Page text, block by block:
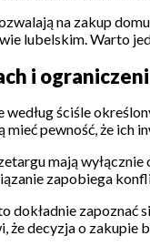
na zakup
lubelskim. Warto
i
ściśle
pewność, że ich
mają
zapobiega
zapoznać
że decyzja o